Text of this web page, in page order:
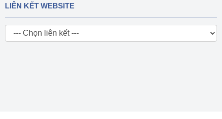
LIÊN KẾT WEBSITE